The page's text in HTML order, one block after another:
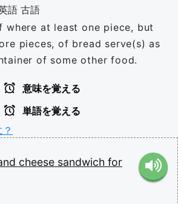
語 古語
at least one piece, but
pieces, of bread serve(s) as
of some other food.
意味を覚える
単語を覚える
cheese sandwich for